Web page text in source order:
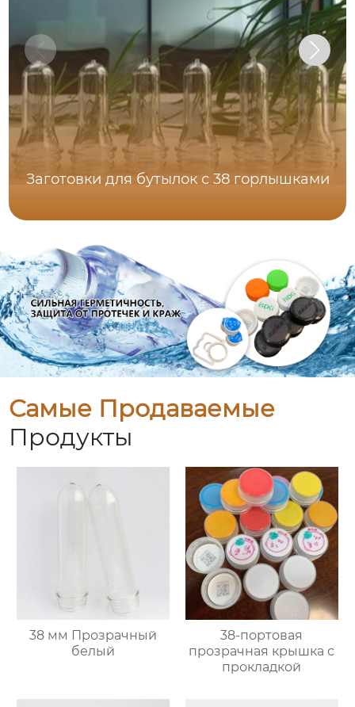
Заготовки для бутылок с 38 горлышками
Самые Продаваемые
Продукты
38 мм Прозрачный
белый
38-портовая
прозрачная крышка с
прокладкой